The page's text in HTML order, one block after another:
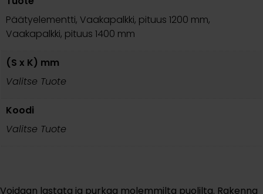
Päätyelementti, Vaakapalkki, pituus 1200 mm,
Vaakapalkki, pituus 1400 mm
(S x K) mm
Valitse Tuote
Koodi
Valitse Tuote
Voidaan lastata ja purkaa molemmilta puolilta. Rakenna